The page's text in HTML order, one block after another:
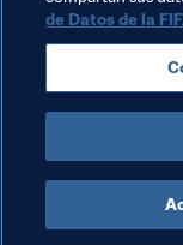
TÉRMINOS DE SERVICIO
PORTAL DE
DESCÁRGALO
CONFIGURACIÓN DE
Copyright © 1994 - 2025
Cookie Settings
de Datos de la